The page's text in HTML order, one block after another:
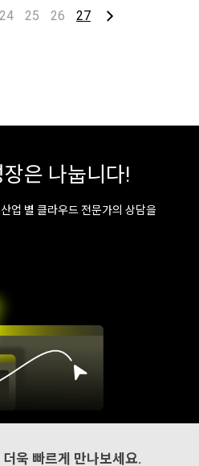
많은 양의 에너지를 소비한다는 점에서
올 한 해 어떻게 게임 산업을 재정의할
Research Company). 이와 같
스 옵션VR 게임 시장 성장의 가속화 요
24 25 26 27
은 나눕니다!
업 별 클라우드 전문가의 상담을
욱 빠르게 만나보세요.